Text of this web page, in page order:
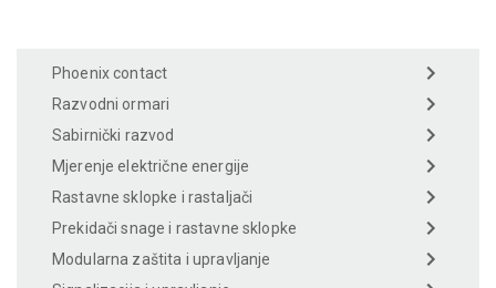
Phoenix contact
Razvodni ormari
Sabirnički razvod
Mjerenje električne energije
Rastavne sklopke i rastaljači
Prekidači snage i rastavne sklopke
Modularna zaštita i upravljanje